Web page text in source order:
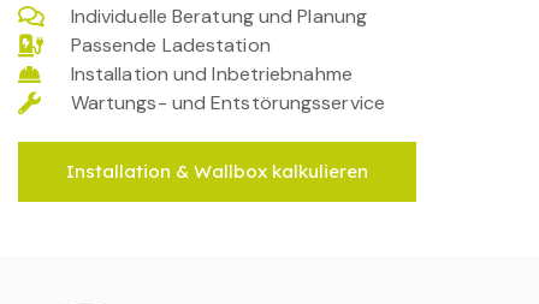
Individuelle Beratung und Planung
Passende Ladestation
Installation und Inbetriebnahme
Wartungs- und Entstörungsservice
Installation & Wallbox kalkulieren